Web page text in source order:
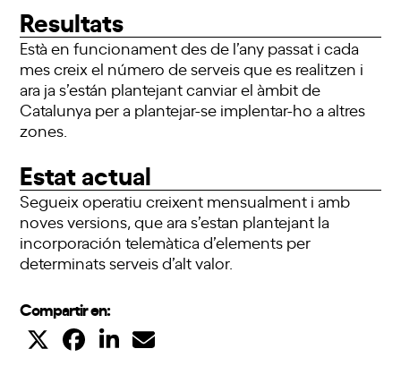
Resultats
Està en funcionament des de l’any passat i cada
mes creix el número de serveis que es realitzen i
ara ja s’están plantejant canviar el àmbit de
Catalunya per a plantejar-se implentar-ho a altres
zones.
Estat actual
Segueix operatiu creixent mensualment i amb
noves versions, que ara s’estan plantejant la
incorporación telemàtica d’elements per
determinats serveis d’alt valor.
Compartir en: